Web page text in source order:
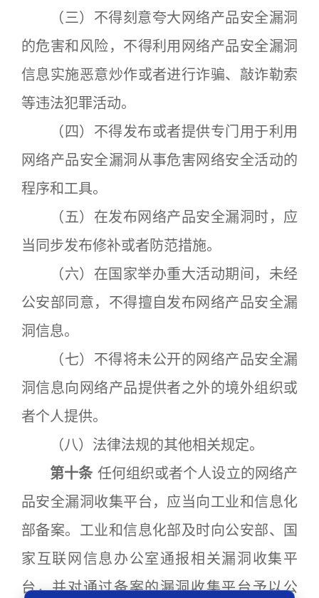
（三）不得刻意夸大网络产品安全漏洞
的危害和风险，不得利用网络产品安全漏洞
信息实施恶意炒作或者进行诈骗、敲诈勒索
等违法犯罪活动。
（四）不得发布或者提供专门用于利用
网络产品安全漏洞从事危害网络安全活动的
程序和工具。
（五）在发布网络产品安全漏洞时，应
当同步发布修补或者防范措施。
（六）在国家举办重大活动期间，未经
公安部同意，不得擅自发布网络产品安全漏
洞信息。
（七）不得将未公开的网络产品安全漏
洞信息向网络产品提供者之外的境外组织或
者个人提供。
（八）法律法规的其他相关规定。
第十条 任何组织或者个人设立的网络产
品安全漏洞收集平台，应当向工业和信息化
部备案。工业和信息化部及时向公安部、国
家互联网信息办公室通报相关漏洞收集平
台，并对通过备案的漏洞收集平台予以公